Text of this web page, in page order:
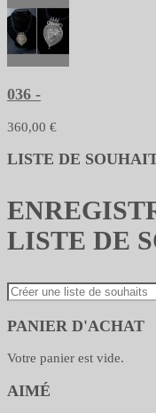
036 -
360,00 €
LISTE DE
LISTE DE
PANIER D'ACHAT
Votre panier est vide.
AIMÉ